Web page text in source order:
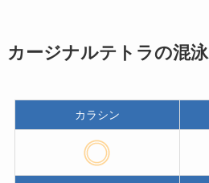
カージナルテトラの混泳
カラシン